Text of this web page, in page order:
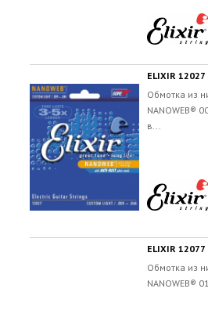
ELIXIR 12027
Обмотка из
NANOWEB®
в...
ELIXIR 12077
Обмотка из
NANOWEB®